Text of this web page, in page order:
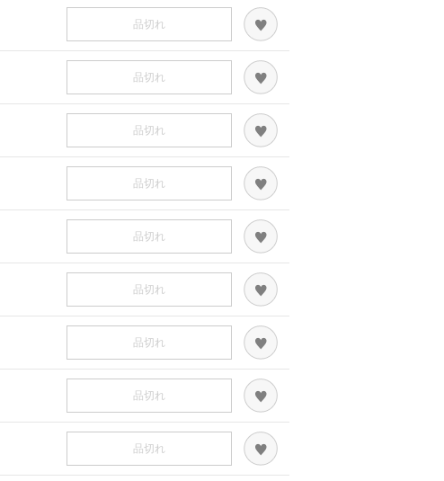
品切れ
品切れ
品切れ
品切れ
品切れ
品切れ
品切れ
品切れ
品切れ